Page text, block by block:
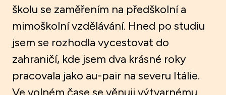
školu se zaměřením na předškolní a
mimoškolní vzdělávání. Hned po studiu
jsem se rozhodla vycestovat do
zahraničí, kde jsem dva krásné roky
pracovala jako au-pair na severu Itálie.
Ve volném čase se věnuji výtvarnému